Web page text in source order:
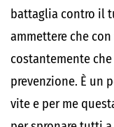
battaglia contro il
ammettere che
costantemente
prevenzione. È un
vite e per me